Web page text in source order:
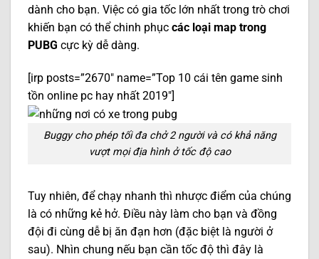
dành cho bạn. Việc có gia tốc lớn nhất trong trò chơi
khiến bạn có thể chinh phục các loại map trong
PUBG cực kỳ dễ dàng.
[irp posts=”2670″ name=”Top 10 cái tên game sinh
tồn online pc hay nhất 2019″]
Buggy cho phép tối đa chở 2 người và có khả năng
vượt mọi địa hình ở tốc độ cao
Tuy nhiên, để chạy nhanh thì nhược điểm của chúng
là có những kẻ hở. Điều này làm cho bạn và đồng
đội đi cùng dễ bị ăn đạn hơn (đặc biệt là người ở
sau). Nhìn chung nếu bạn cần tốc độ thì đây là